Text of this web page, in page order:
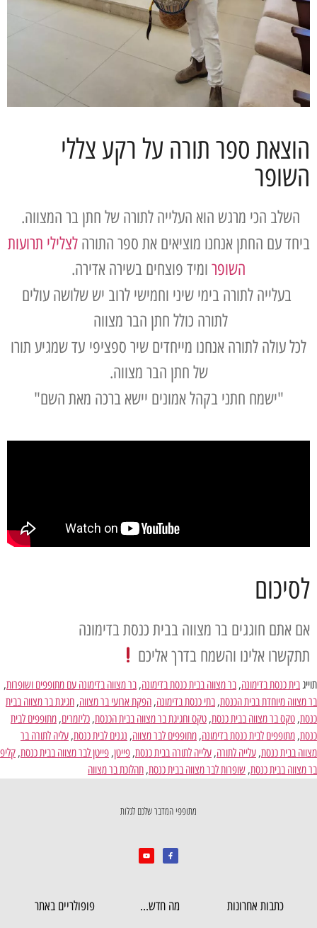
הוצאת ספר תורה על רקע צללי
השופר
השלב הכי מרגש הוא העלייה לתורה של חתן בר המצווה.
ביחד עם החתן אנחנו מוציאים את ספר התורהלצלילי תרועות
השופר ומיד פוצחים בשירה אדירה.
בעלייה לתורה בימי שיני וחמישי לרוב יש שלושה עולים
לתורה כולל חתן הבר מצווה
לכל עולה לתורה אנחנו מייחדים שיר ספציפי עד שמגיע תורו
של חתן הבר מצווה.
"ישמח חתני בקהל אמונים יישא ברכה מאת השם"
לסיכום
אם אתם חוגגים בר מצווה בבית כנסת בדימונה
תתקשרו אלינו והשמח בדרך אליכם
תוייג בית כנסת בדימונה, בר מצווה בבית כנסת בדימונה, בר מצווה בדימונה עם מתופפים ושופרות,
בר מצווה מיוחדת בבית הכנסת, בתי כנסת בדימונה, הפקת ארועי בר מצווה, חגיגת בר מצווה בבית
כנסת, טקס בר מצווה בבית כנסת, טקס וחגיגת בר מצווה בבית הכנסת, כליזמרים, מתופפים לבית
כנסת, מתופפים לבית כנסת בדימונה, מתופפים לבר מצווה, נגנים לבית כנסת, עליה לתורה בר
מצווה בבית כנסת, עלייה לתורה, עלייה לתורה בבית כנסת, פייטן, פייטן לבר מצווה בבית כנסת, קליפ
בר מצווה בבית כנסת, שופרות לבר מצווה בבית כנסת, תהלוכת בר מצווה
מתופפי המדבר שלכם לגלות
כתבות אחרונות מה חדש... פופולריים באתר